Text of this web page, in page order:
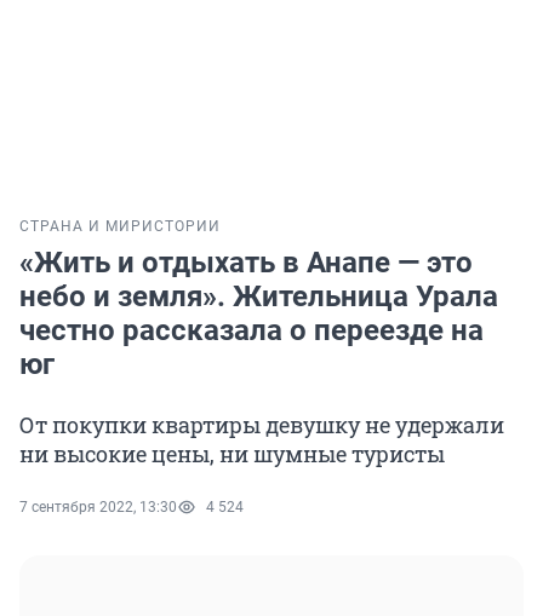
СТРАНА И МИР ИСТОРИИ
«Жить и отдыхать в Анапе — это
небо и земля». Жительница Урала
честно рассказала о переезде на
юг
От покупки квартиры девушку не удержали
ни высокие цены, ни шумные туристы
7 сентября 2022, 13:30 4 524